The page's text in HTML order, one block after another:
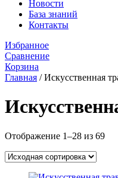
Новости
База знаний
Контакты
Избранное
Сравнение
Корзина
Главная /Искусственная
Отображение 1–28 из 69